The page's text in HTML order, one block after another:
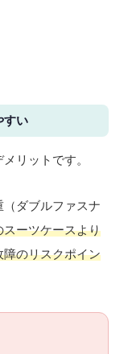
すい
リットです。
ダブルファスナ
スーツケースより
のリスクポイン